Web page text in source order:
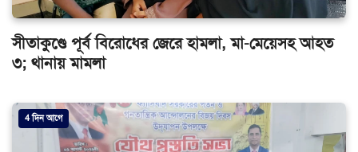
সীতাকুণ্ডে পূর্ব বিরোধের জেরে হামলা, মা-মেয়েসহ আহত
৩; থানায় মামলা
4 দিন আগে